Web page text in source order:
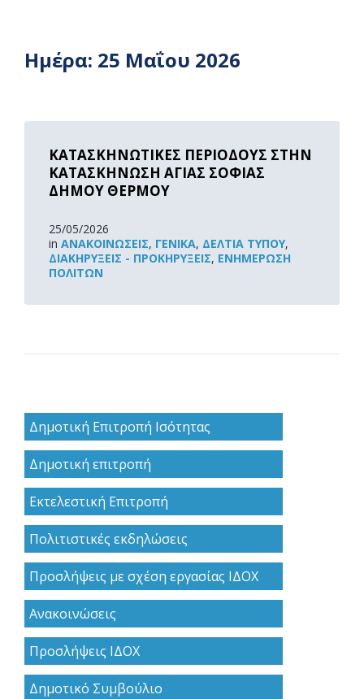
Ημέρα: 25 Μαΐου 2026
ΚΑΤΑΣΚΗΝΩΤΙΚΕΣ ΠΕΡΙΟΔΟΥΣ ΣΤΗΝ
ΚΑΤΑΣΚΗΝΩΣΗ ΑΓΙΑΣ ΣΟΦΙΑΣ
ΔΗΜΟΥ ΘΕΡΜΟΥ
25/05/2026
in ΑΝΑΚOΙΝΏΣΕΙΣ, ΓΕΝΙΚΆ, ΔΕΛΤΊΑ ΤΎΠΟΥ,
ΔΙΑΚΗΡΎΞΕΙΣ - ΠΡΟΚΗΡΎΞΕΙΣ, ΕΝΗΜΈΡΩΣΗ
ΠΟΛΙΤΏΝ
Read
Δημοτική Επιτροπή Ισότητας
Δημοτική επιτροπή
Εκτελεστική Επιτροπή
Πολιτιστικές εκδηλώσεις
Προσλήψεις με σχέση εργασίας ΙΔΟΧ
Ανακoινώσεις
Προσλήψεις ΙΔΟΧ
Δημοτικό Συμβούλιο